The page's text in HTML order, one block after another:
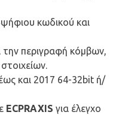
κωδικού και
περιγραφή κόμβων,
και 2017 64-32bit ή/
ECPRAXIS για έλεγχο